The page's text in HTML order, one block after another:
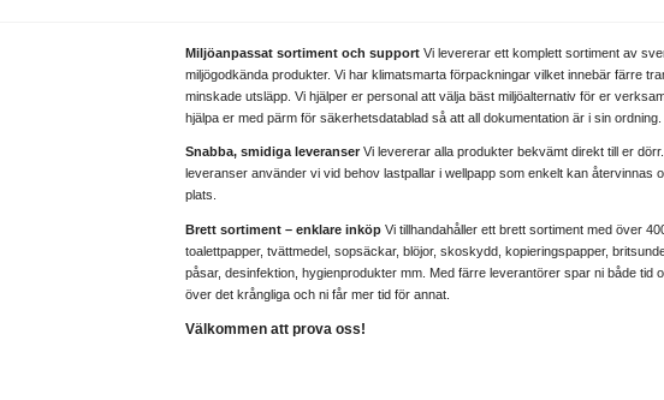
Miljöanpassat sortiment och support Vi levererar ett komplett sortiment av
miljögodkända produkter. Vi har klimatsmarta förpackningar vilket innebär färre
minskade utsläpp. Vi hjälper er personal att välja bäst miljöalternativ för er
hjälpa er med pärm för säkerhetsdatablad så att all dokumentation är i sin ordning.
Snabba, smidiga leveranser Vi levererar alla produkter bekvämt direkt till er
leveranser använder vi vid behov lastpallar i wellpapp som enkelt kan återvinnas
plats.
Brett sortiment – enklare inköp Vi tillhandahåller ett brett sortiment med över
toalettpapper, tvättmedel, sopsäckar, blöjor, skoskydd, kopieringspapper,
påsar, desinfektion, hygienprodukter mm. Med färre leverantörer spar ni både tid
över det krångliga och ni får mer tid för annat.
Välkommen att prova oss!